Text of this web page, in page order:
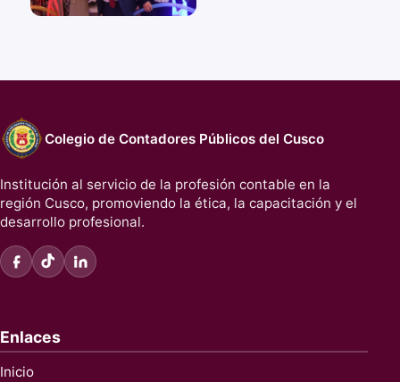
Colegio de Contadores Públicos del Cusco
Institución al servicio de la profesión contable en la
región Cusco, promoviendo la ética, la capacitación y el
desarrollo profesional.
Enlaces
Inicio